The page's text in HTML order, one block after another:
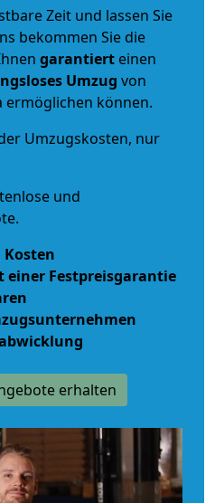
Zeit und lassen Sie
bekommen Sie die
garantiert einen
Umzug von
ermöglichen können.
Umzugskosten, nur
und
Kosten
einer Festpreisgarantie
erhalten